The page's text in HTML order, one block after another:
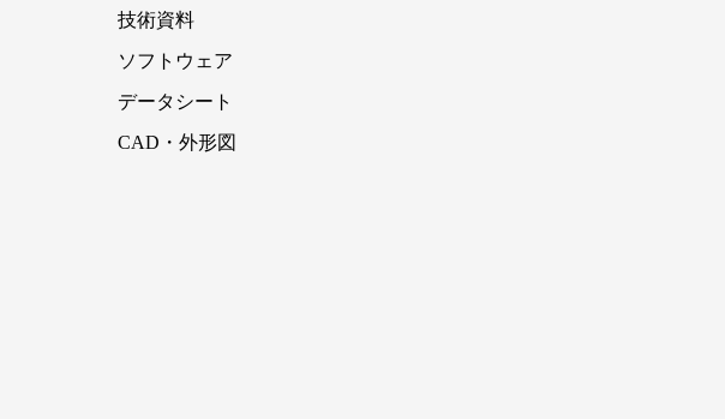
技術資料
ソフトウェア
データシート
CAD・外形図